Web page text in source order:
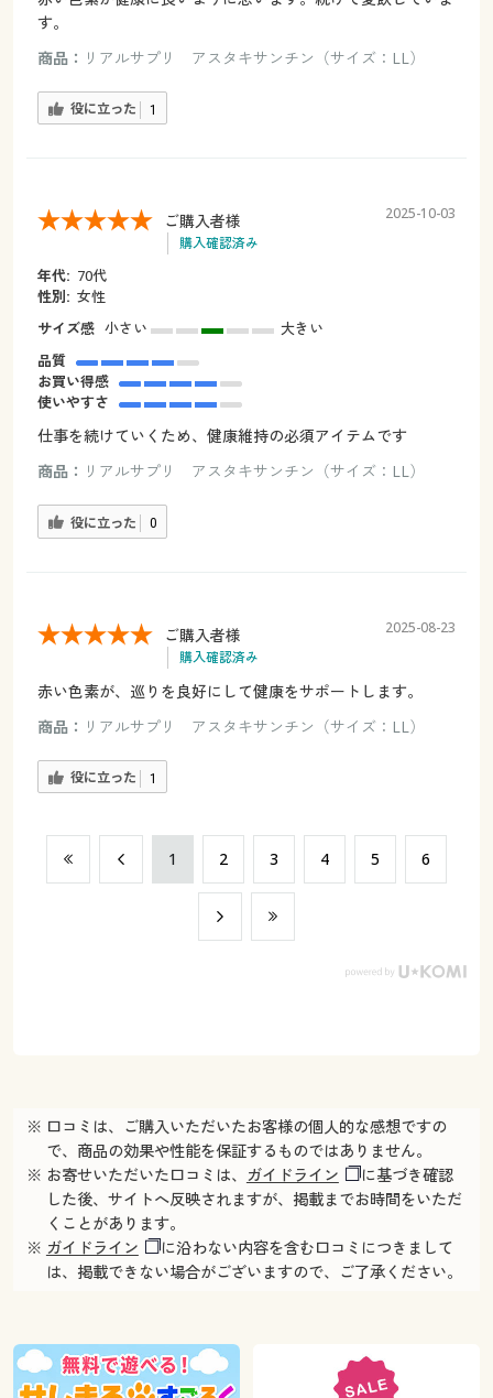
す。
商品： リアルサプリ アスタキサンチン（サイズ：LL）
役に立った 1
ご購入者様
購入確認済み
2025-10-03
年代: 70代
性別: 女性
サイズ感 小さい
大きい
品質
お買い得感
使いやすさ
仕事を続けていくため、健康維持の必須アイテムです
商品： リアルサプリ アスタキサンチン（サイズ：LL）
役に立った 0
ご購入者様
購入確認済み
2025-08-23
赤い色素が、巡りを良好にして健康をサポートします。
商品： リアルサプリ アスタキサンチン（サイズ：LL）
役に立った 1
​1 ​2 ​3 ​4 ​5 ​6
※ 口コミは、ご購入いただいたお客様の個人的な感想ですの
で、商品の効果や性能を保証するものではありません。
※ お寄せいただいた口コミは、 ガイドライン
に基づき確認
した後、サイトへ反映されますが、掲載までお時間をいただ
くことがあります。
※ ガイドライン
に沿わない内容を含む口コミにつきまして
は、掲載できない場合がございますので、ご了承ください。